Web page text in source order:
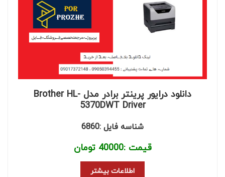
دانلود درایور پرینتر برادر مدل Brother HL-
5370DWT Driver
شناسه فایل :6860
قیمت :40000 تومان
اطلاعات بیشتر